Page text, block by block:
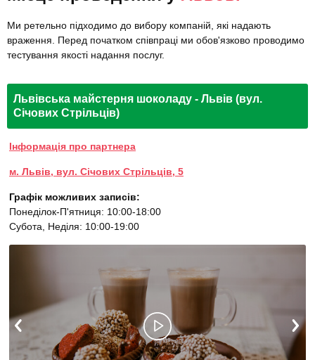
Ми ретельно підходимо до вибору компаній, які надають
враження. Перед початком співпраці ми обов'язково проводимо
тестування якості надання послуг.
Львівська майстерня шоколаду - Львів (вул.
Січових Стрільців)
Інформація про партнера
м. Львів, вул. Січових Стрільців, 5
Графік можливих записів:
Понеділок-П'ятниця: 10:00-18:00
Субота, Неділя: 10:00-19:00